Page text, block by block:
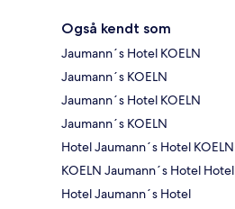
Også kendt som
Jaumann´s Hotel KOELN
Jaumann´s KOELN
Jaumann´s Hotel KOELN
Jaumann´s KOELN
Hotel Jaumann´s Hotel KOELN
KOELN Jaumann´s Hotel Hotel
Hotel Jaumann´s Hotel